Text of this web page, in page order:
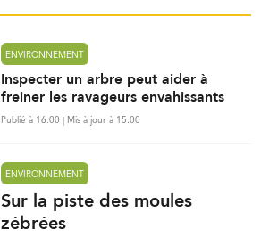
ENVIRONNEMENT
Inspecter un arbre peut aider à
freiner les ravageurs envahissants
Publié à 16:00 | Mis à jour à 15:00
ENVIRONNEMENT
Sur la piste des moules
zébrées